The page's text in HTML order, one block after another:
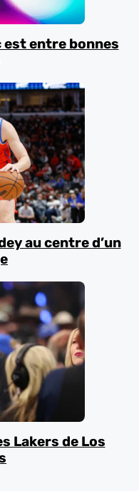
est entre bonnes
au centre d’un
Lakers de Los